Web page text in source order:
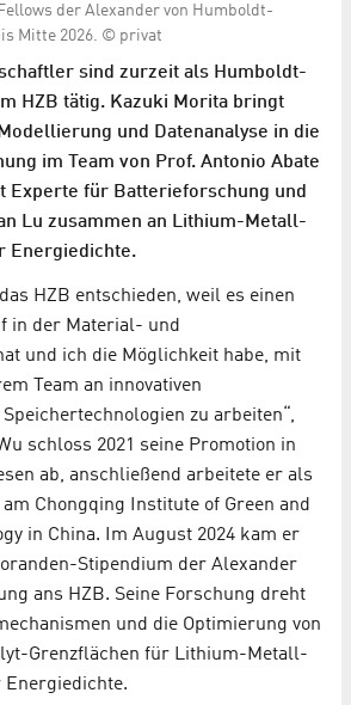
der Alexander von Humboldt-
Mitte 2026. © privat
sind zurzeit als Humboldt-
HZB tätig. Kazuki Morita bringt
und Datenanalyse in die
im Team von Prof. Antonio Abate
Experte für Batterieforschung und
Lu zusammen an Lithium-Metall-
Energiedichte.
HZB entschieden, weil es einen
in der Material- und
und ich die Möglichkeit habe, mit
Team an innovativen
zu arbeiten“,
schloss 2021 seine Promotion in
ab, anschließend arbeitete er als
Chongqing Institute of Green and
in China. Im August 2024 kam er
Stipendium der Alexander
ans HZB. Seine Forschung dreht
und die Optimierung von
Grenzflächen für Lithium-Metall-